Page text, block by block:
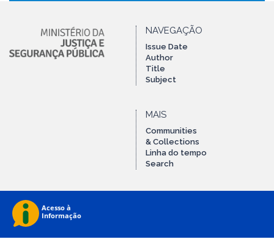
NAVEGAÇÃO
Issue Date
Author
Title
Subject
MAIS
Communities
& Collections
Linha do tempo
Search